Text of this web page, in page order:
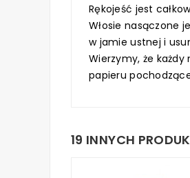
Rękojeść jest
Włosie nasączone
w jamie ustnej i
Wierzymy, że
papieru
19 INNYCH